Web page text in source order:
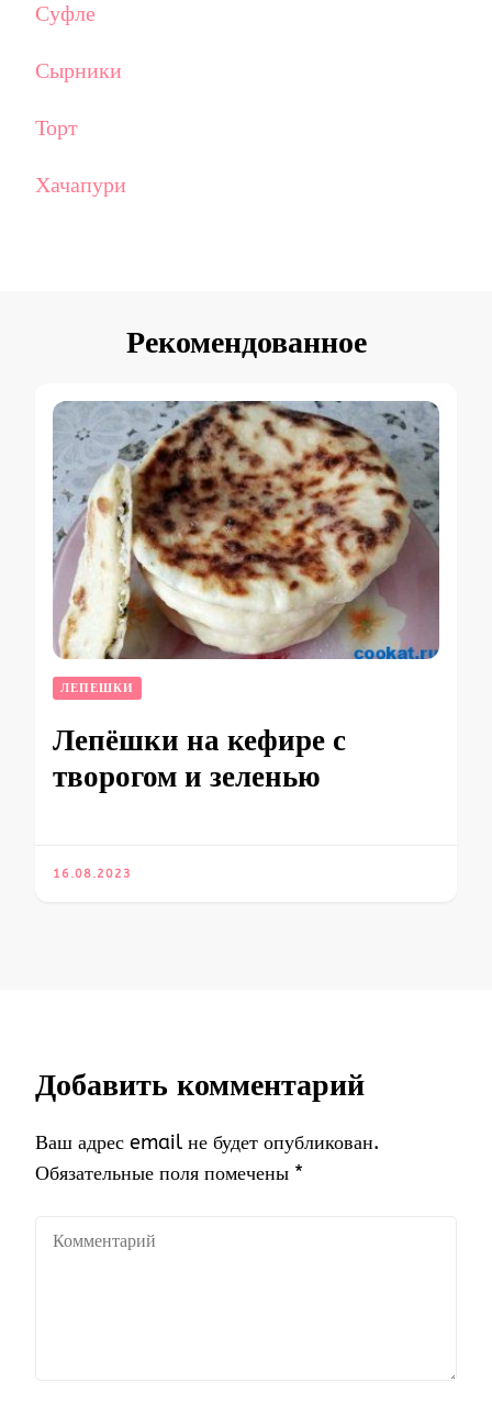
Суфле
Сырники
Торт
Хачапури
Рекомендованное
ЛЕПЕШКИ
Лепёшки на кефире с
творогом и зеленью
16.08.2023
Добавить комментарий
Ваш адрес email не будет опубликован.
Обязательные поля помечены *